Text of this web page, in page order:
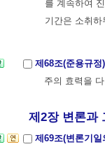
를 계속하여
기간은 소취
제68조(준용규
주의 효력을
제2장 변론과
제69조(변론기